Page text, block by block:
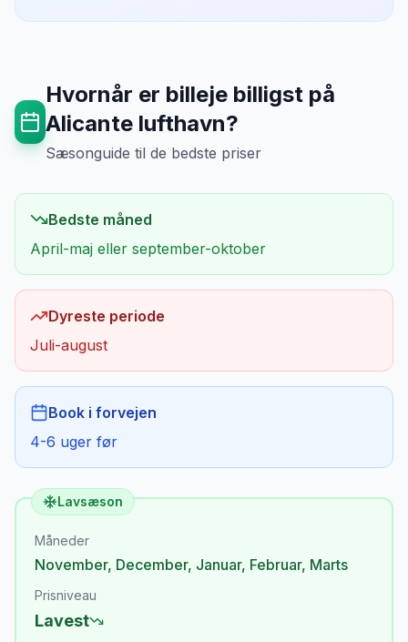
Hvornår er billeje billigst på
Alicante lufthavn?
Sæsonguide til de bedste priser
Bedste måned
April-maj eller september-oktober
Dyreste periode
Juli-august
Book i forvejen
4-6 uger før
Lavsæson
Måneder
November, December, Januar, Februar, Marts
Prisniveau
Lavest